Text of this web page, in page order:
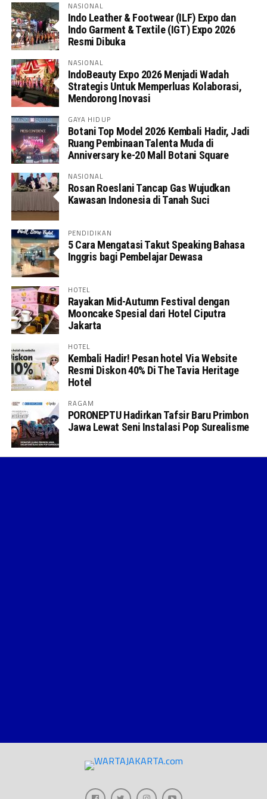
NASIONAL
Indo Leather & Footwear (ILF) Expo dan
Indo Garment & Textile (IGT) Expo 2026
Resmi Dibuka
NASIONAL
IndoBeauty Expo 2026 Menjadi Wadah
Strategis Untuk Memperluas Kolaborasi,
Mendorong Inovasi
GAYA HIDUP
Botani Top Model 2026 Kembali Hadir, Jadi
Ruang Pembinaan Talenta Muda di
Anniversary ke-20 Mall Botani Square
NASIONAL
Rosan Roeslani Tancap Gas Wujudkan
Kawasan Indonesia di Tanah Suci
PENDIDIKAN
5 Cara Mengatasi Takut Speaking Bahasa
Inggris bagi Pembelajar Dewasa
HOTEL
Rayakan Mid-Autumn Festival dengan
Mooncake Spesial dari Hotel Ciputra
Jakarta
HOTEL
Kembali Hadir! Pesan hotel Via Website
Resmi Diskon 40% Di The Tavia Heritage
Hotel
RAGAM
PORONEPTU Hadirkan Tafsir Baru Primbon
Jawa Lewat Seni Instalasi Pop Surealisme